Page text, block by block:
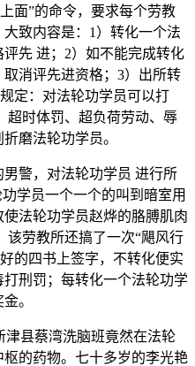
面”的命令，要求每个劳教
致内容是：1）转化一个法
先 进；2）如不能完成转化
消评先进资格；3）出所转
定：对法轮功学员可以打
超时体罚、超负荷劳动、辱
磨法轮功学员。
警，对法轮功学员 进行所
学员一个一个的叫到暗室用
法轮功学员赵烨的胳膊肌肉
该劳教所还搞了一次“飓风行
的四书上签字，不转化便实
刑罚；每转化一个法轮功学
。
津县蔡湾洗脑班竟然在法轮
的药物。七十多岁的李光艳